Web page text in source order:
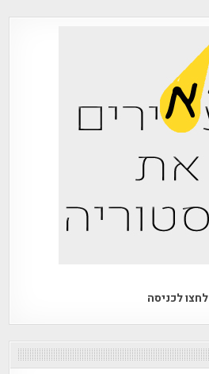
לחצו לכניסה